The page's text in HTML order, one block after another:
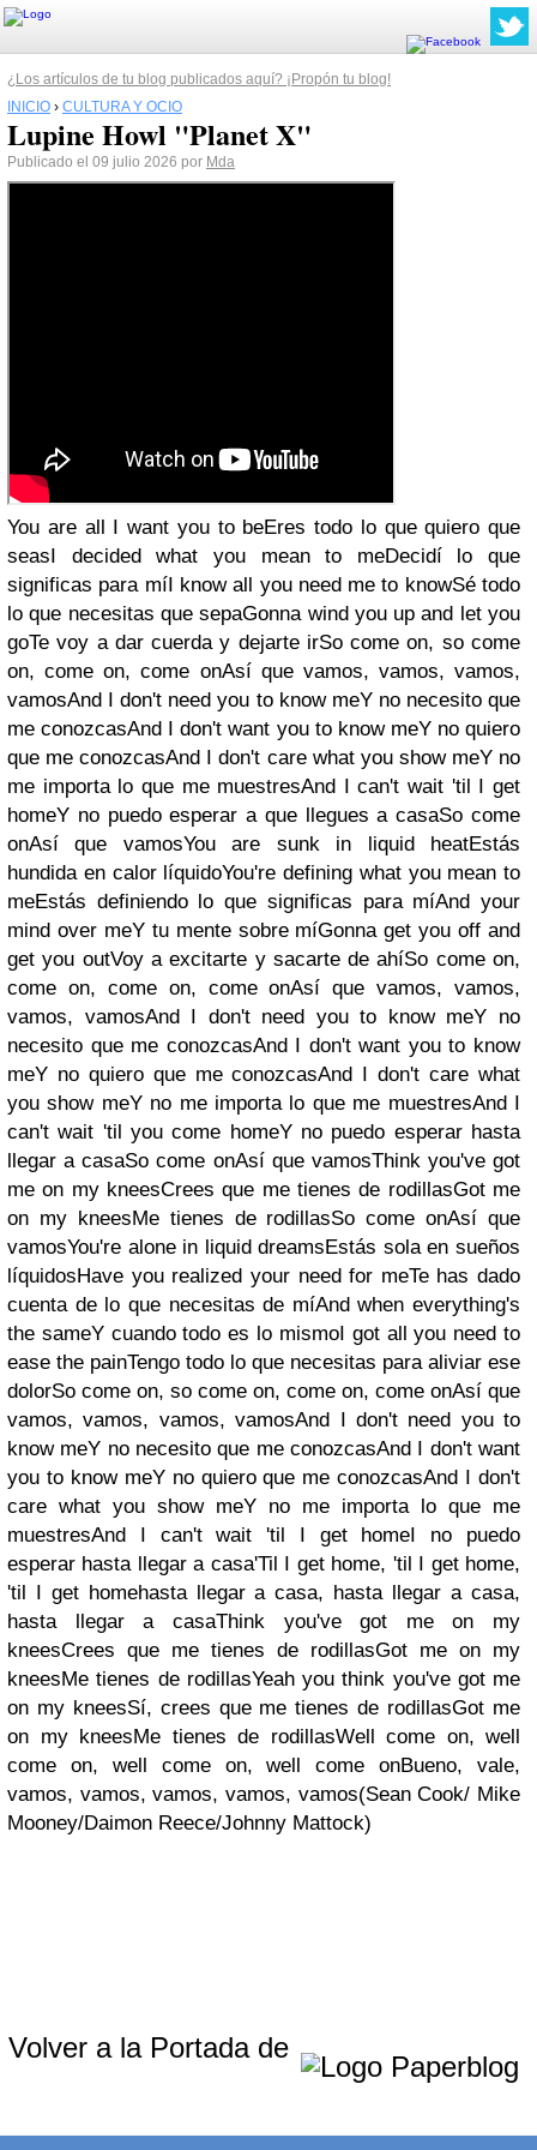
¿Los artículos de tu blog publicados aquí? ¡Propón tu blog!
INICIO › CULTURA Y OCIO
Lupine Howl "Planet X"
Publicado el 09 julio 2026 por Mda
You are all I want you to beEres todo lo que quiero que
seasI decided what you mean to meDecidí lo que
significas para míI know all you need me to knowSé todo
lo que necesitas que sepaGonna wind you up and let you
goTe voy a dar cuerda y dejarte irSo come on, so come
on, come on, come onAsí que vamos, vamos, vamos,
vamosAnd I don't need you to know meY no necesito que
me conozcasAnd I don't want you to know meY no quiero
que me conozcasAnd I don't care what you show meY no
me importa lo que me muestresAnd I can't wait 'til I get
homeY no puedo esperar a que llegues a casaSo come
onAsí que vamosYou are sunk in liquid heatEstás
hundida en calor líquidoYou're defining what you mean to
meEstás definiendo lo que significas para míAnd your
mind over meY tu mente sobre míGonna get you off and
get you outVoy a excitarte y sacarte de ahíSo come on,
come on, come on, come onAsí que vamos, vamos,
vamos, vamosAnd I don't need you to know meY no
necesito que me conozcasAnd I don't want you to know
meY no quiero que me conozcasAnd I don't care what
you show meY no me importa lo que me muestresAnd I
can't wait 'til you come homeY no puedo esperar hasta
llegar a casaSo come onAsí que vamosThink you've got
me on my kneesCrees que me tienes de rodillasGot me
on my kneesMe tienes de rodillasSo come onAsí que
vamosYou're alone in liquid dreamsEstás sola en sueños
líquidosHave you realized your need for meTe has dado
cuenta de lo que necesitas de míAnd when everything's
the sameY cuando todo es lo mismoI got all you need to
ease the painTengo todo lo que necesitas para aliviar ese
dolorSo come on, so come on, come on, come onAsí que
vamos, vamos, vamos, vamosAnd I don't need you to
know meY no necesito que me conozcasAnd I don't want
you to know meY no quiero que me conozcasAnd I don't
care what you show meY no me importa lo que me
muestresAnd I can't wait 'til I get homeI no puedo
esperar hasta llegar a casa'Til I get home, 'til I get home,
'til I get homehasta llegar a casa, hasta llegar a casa,
hasta llegar a casaThink you've got me on my
kneesCrees que me tienes de rodillasGot me on my
kneesMe tienes de rodillasYeah you think you've got me
on my kneesSí, crees que me tienes de rodillasGot me
on my kneesMe tienes de rodillasWell come on, well
come on, well come on, well come onBueno, vale,
vamos, vamos, vamos, vamos, vamos(Sean Cook/ Mike
Mooney/Daimon Reece/Johnny Mattock)
Volver a la Portada de